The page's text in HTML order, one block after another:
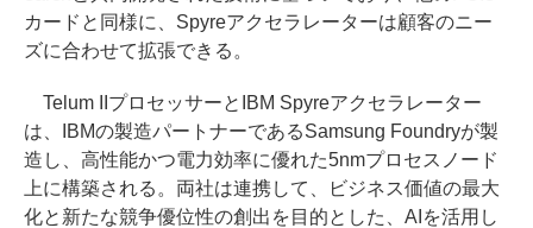
カードと同様に、Spyreアクセラレーターは顧客のニー
ズに合わせて拡張できる。
Telum IIプロセッサーとIBM Spyreアクセラレーター
は、IBMの製造パートナーであるSamsung Foundryが製
造し、高性能かつ電力効率に優れた5nmプロセスノード
上に構築される。両社は連携して、ビジネス価値の最大
化と新たな競争優位性の創出を目的とした、AIを活用し